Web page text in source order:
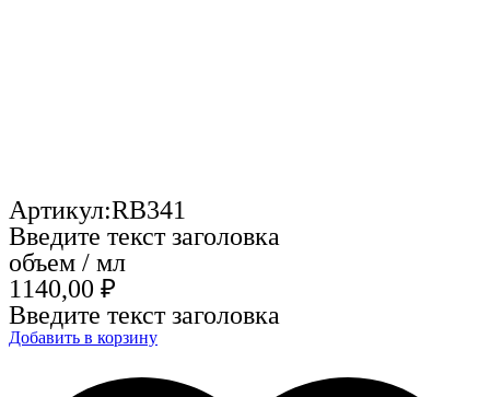
Артикул:RB341
Введите текст заголовка
объем / мл
1140,00 ₽
Введите текст заголовка
Добавить в корзину